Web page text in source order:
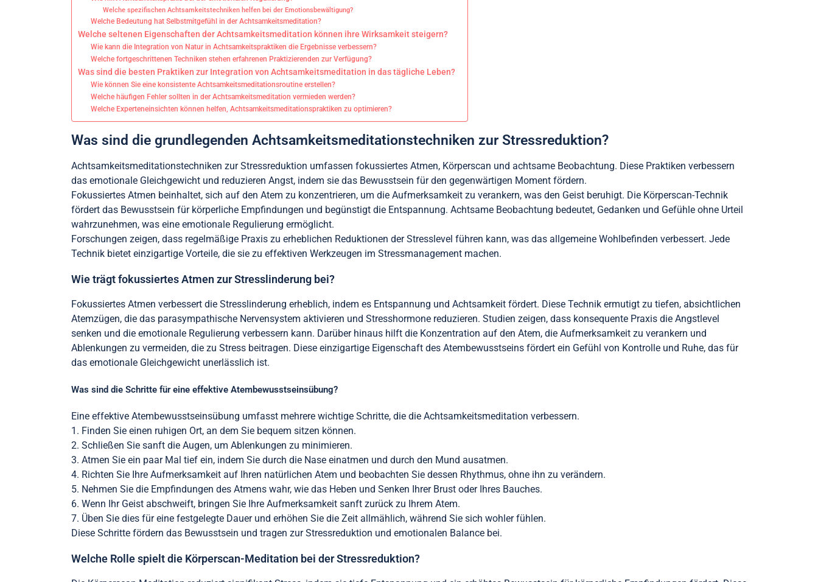
Welche spezifischen Achtsamkeitstechniken helfen bei der Emotionsbewältigung?
Welche Bedeutung hat Selbstmitgefühl in der Achtsamkeitsmeditation?
Welche seltenen Eigenschaften der Achtsamkeitsmeditation können ihre Wirksamkeit steigern?
Wie kann die Integration von Natur in Achtsamkeitspraktiken die Ergebnisse verbessern?
Welche fortgeschrittenen Techniken stehen erfahrenen Praktizierenden zur Verfügung?
Was sind die besten Praktiken zur Integration von Achtsamkeitsmeditation in das tägliche Leben?
Wie können Sie eine konsistente Achtsamkeitsmeditationsroutine erstellen?
Welche häufigen Fehler sollten in der Achtsamkeitsmeditation vermieden werden?
Welche Experteneinsichten können helfen, Achtsamkeitsmeditationspraktiken zu optimieren?
Was sind die grundlegenden Achtsamkeitsmeditationstechniken zur Stressreduktion?
Achtsamkeitsmeditationstechniken zur Stressreduktion umfassen fokussiertes Atmen, Körperscan und achtsame Beobachtung. Diese Praktiken verbessern
das emotionale Gleichgewicht und reduzieren Angst, indem sie das Bewusstsein für den gegenwärtigen Moment fördern.
Fokussiertes Atmen beinhaltet, sich auf den Atem zu konzentrieren, um die Aufmerksamkeit zu verankern, was den Geist beruhigt. Die Körperscan-Technik
fördert das Bewusstsein für körperliche Empfindungen und begünstigt die Entspannung. Achtsame Beobachtung bedeutet, Gedanken und Gefühle ohne Urteil
wahrzunehmen, was eine emotionale Regulierung ermöglicht.
Forschungen zeigen, dass regelmäßige Praxis zu erheblichen Reduktionen der Stresslevel führen kann, was das allgemeine Wohlbefinden verbessert. Jede
Technik bietet einzigartige Vorteile, die sie zu effektiven Werkzeugen im Stressmanagement machen.
Wie trägt fokussiertes Atmen zur Stresslinderung bei?
Fokussiertes Atmen verbessert die Stresslinderung erheblich, indem es Entspannung und Achtsamkeit fördert. Diese Technik ermutigt zu tiefen, absichtlichen
Atemzügen, die das parasympathische Nervensystem aktivieren und Stresshormone reduzieren. Studien zeigen, dass konsequente Praxis die Angstlevel
senken und die emotionale Regulierung verbessern kann. Darüber hinaus hilft die Konzentration auf den Atem, die Aufmerksamkeit zu verankern und
Ablenkungen zu vermeiden, die zu Stress beitragen. Diese einzigartige Eigenschaft des Atembewusstseins fördert ein Gefühl von Kontrolle und Ruhe, das für
das emotionale Gleichgewicht unerlässlich ist.
Was sind die Schritte für eine effektive Atembewusstseinsübung?
Eine effektive Atembewusstseinsübung umfasst mehrere wichtige Schritte, die die Achtsamkeitsmeditation verbessern.
1. Finden Sie einen ruhigen Ort, an dem Sie bequem sitzen können.
2. Schließen Sie sanft die Augen, um Ablenkungen zu minimieren.
3. Atmen Sie ein paar Mal tief ein, indem Sie durch die Nase einatmen und durch den Mund ausatmen.
4. Richten Sie Ihre Aufmerksamkeit auf Ihren natürlichen Atem und beobachten Sie dessen Rhythmus, ohne ihn zu verändern.
5. Nehmen Sie die Empfindungen des Atmens wahr, wie das Heben und Senken Ihrer Brust oder Ihres Bauches.
6. Wenn Ihr Geist abschweift, bringen Sie Ihre Aufmerksamkeit sanft zurück zu Ihrem Atem.
7. Üben Sie dies für eine festgelegte Dauer und erhöhen Sie die Zeit allmählich, während Sie sich wohler fühlen.
Diese Schritte fördern das Bewusstsein und tragen zur Stressreduktion und emotionalen Balance bei.
Welche Rolle spielt die Körperscan-Meditation bei der Stressreduktion?